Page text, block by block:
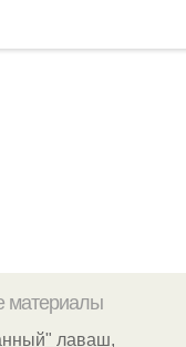
материалы
лаваш,